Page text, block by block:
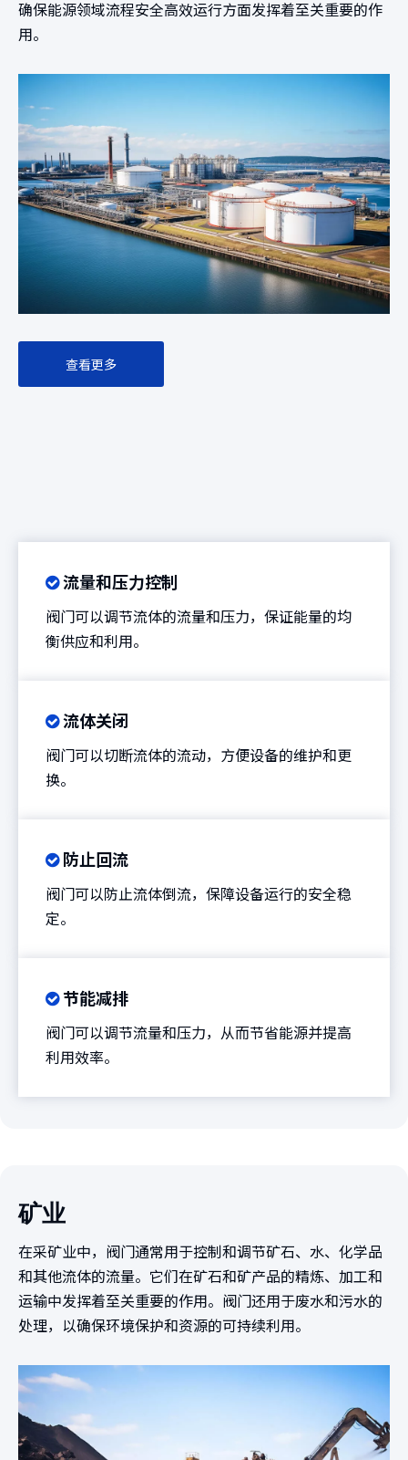
确保能源领域流程安全高效运行方面发挥着至关重要的作
用。
查看更多
流量和压力控制
阀门可以调节流体的流量和压力，保证能量的均
衡供应和利用。
流体关闭
阀门可以切断流体的流动，方便设备的维护和更
换。
防止回流
阀门可以防止流体倒流，保障设备运行的安全稳
定。
节能减排
阀门可以调节流量和压力，从而节省能源并提高
利用效率。
矿业
在采矿业中，阀门通常用于控制和调节矿石、水、化学品
和其他流体的流量。它们在矿石和矿产品的精炼、加工和
运输中发挥着至关重要的作用。阀门还用于废水和污水的
处理，以确保环境保护和资源的可持续利用。